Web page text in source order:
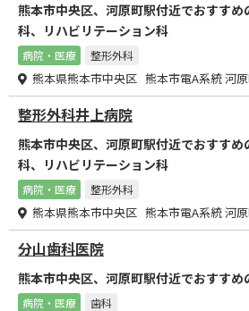
熊本市中央区、河原町駅付近でおすすめ
科、リハビリテーション科
病院・医療 整形外科
熊本県熊本市中央区 熊本市電A系統 河
整形外科井上病院
熊本市中央区、河原町駅付近でおすすめ
科、リハビリテーション科
病院・医療 整形外科
熊本県熊本市中央区 熊本市電A系統 河
分山歯科医院
熊本市中央区、河原町駅付近でおすすめ
病院・医療 歯科